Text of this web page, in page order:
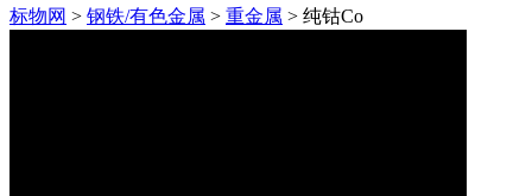
标物网 > 钢铁/有色金属 > 重金属 > 纯钴Co